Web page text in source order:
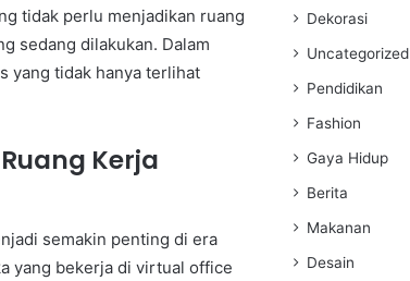
tidak perlu menjadikan ruang
sedang dilakukan. Dalam
yang tidak hanya terlihat
Kerja
semakin penting di era
yang bekerja di virtual office
Dekorasi
Uncategorized
Pendidikan
Fashion
Gaya Hidup
Berita
Makanan
Desain